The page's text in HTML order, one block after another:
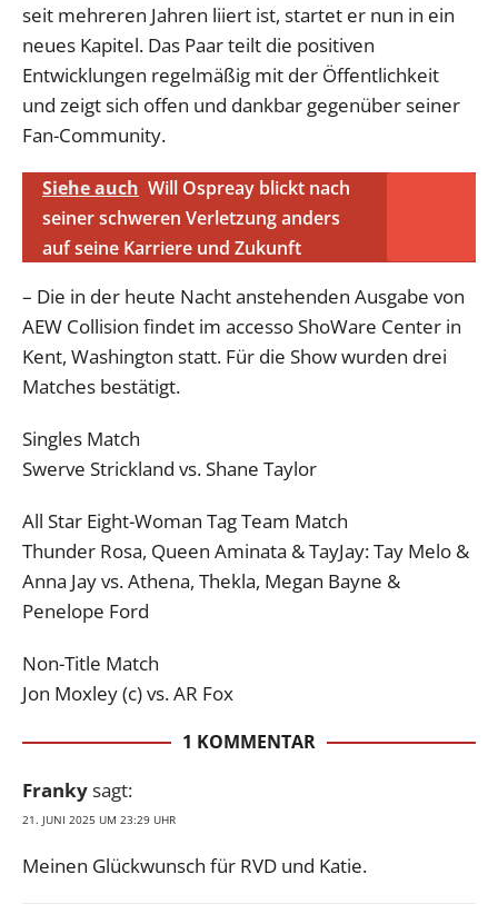
seit mehreren Jahren liiert ist, startet er nun in ein
neues Kapitel. Das Paar teilt die positiven
Entwicklungen regelmäßig mit der Öffentlichkeit
und zeigt sich offen und dankbar gegenüber seiner
Fan-Community.
Siehe auch Will Ospreay blickt nach
seiner schweren Verletzung anders
auf seine Karriere und Zukunft
– Die in der heute Nacht anstehenden Ausgabe von
AEW Collision findet im accesso ShoWare Center in
Kent, Washington statt. Für die Show wurden drei
Matches bestätigt.
Singles Match
Swerve Strickland vs. Shane Taylor
All Star Eight-Woman Tag Team Match
Thunder Rosa, Queen Aminata & TayJay: Tay Melo &
Anna Jay vs. Athena, Thekla, Megan Bayne &
Penelope Ford
Non-Title Match
Jon Moxley (c) vs. AR Fox
1 KOMMENTAR
Frankysagt:
21. JUNI 2025 UM 23:29 UHR
Meinen Glückwunsch für RVD und Katie.